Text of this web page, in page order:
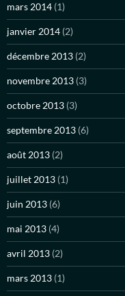
mars 2014 (1)
janvier 2014 (2)
décembre 2013 (2)
novembre 2013 (3)
octobre 2013 (3)
septembre 2013 (6)
août 2013 (2)
juillet 2013 (1)
juin 2013 (6)
mai 2013 (4)
avril 2013 (2)
mars 2013 (1)